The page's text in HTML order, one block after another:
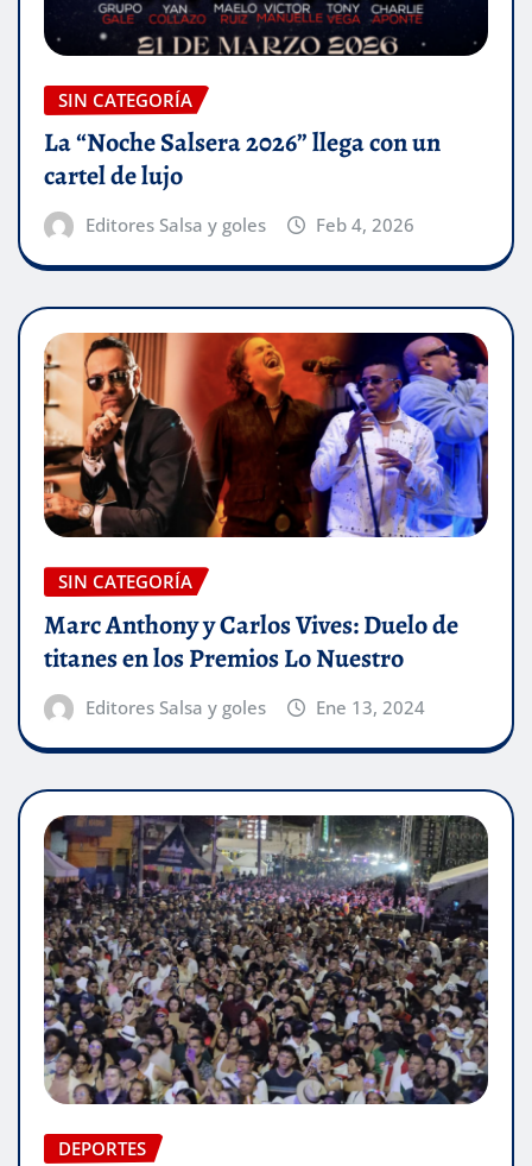
SIN CATEGORÍA
La “Noche Salsera 2026” llega con un
cartel de lujo
Editores Salsa y goles Feb 4, 2026
SIN CATEGORÍA
Marc Anthony y Carlos Vives: Duelo de
titanes en los Premios Lo Nuestro
Editores Salsa y goles Ene 13, 2024
DEPORTES